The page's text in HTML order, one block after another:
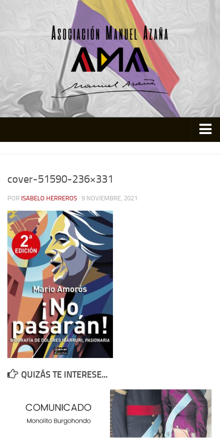
Actividades
Colabora
Contacto
Memoria Histórica
Investigación previa de la represión en Talavera de la Reina (1937-
1947).
Informe Represión en Toledo 1936-1947 | Buscador
Informe de la fosa de abril de 1939 de Tembleque
Enciclopedia Republicana
Militantes históricos IR
Izquierda Republicana. Agrupaciones y Militantes (1934-1939)
Izquierda Republicana. Navarra
Izquierda Republicana. Galicia
Textos esenciales del republicanismo
cover-51590-236×331
POR ISABELO HERREROS · 9 NOVIEMBRE, 2021
QUIZÁS TE INTERESE...